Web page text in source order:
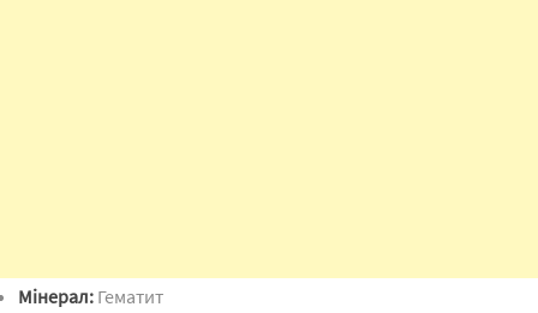
Мінерал: Гематит